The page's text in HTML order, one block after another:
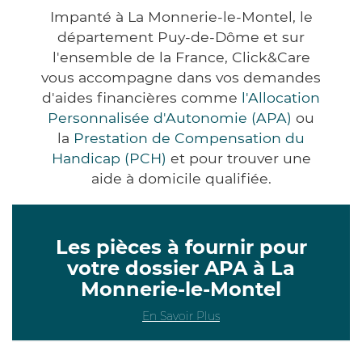
Impanté à La Monnerie-le-Montel, le
département Puy-de-Dôme et sur
l'ensemble de la France, Click&Care
vous accompagne dans vos demandes
d'aides financières comme l'Allocation
Personnalisée d'Autonomie (APA) ou
la Prestation de Compensation du
Handicap (PCH) et pour trouver une
aide à domicile qualifiée.
Les pièces à fournir pour
votre dossier APA à La
Monnerie-le-Montel
En Savoir Plus